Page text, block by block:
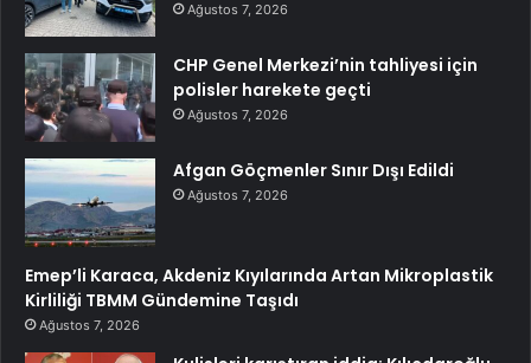
Ağustos 7, 2026
CHP Genel Merkezi’nin tahliyesi için
polisler harekete geçti
Ağustos 7, 2026
Afgan Göçmenler Sınır Dışı Edildi
Ağustos 7, 2026
Emep’li Karaca, Akdeniz Kıyılarında Artan Mikroplastik
Kirliliği TBMM Gündemine Taşıdı
Ağustos 7, 2026